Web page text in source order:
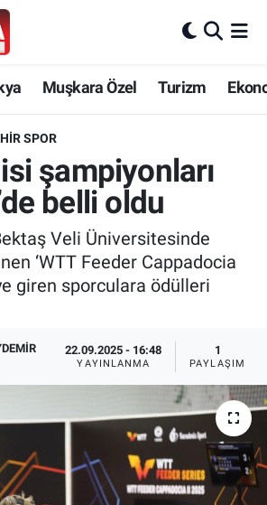
Muşkara Özel Turizm
SPOR
şampiyonları
belli oldu
Veli Üniversitesinde
‘WTT Feeder Cappadocia
giren sporculara ödülleri
22.09.2025 - 16:48
YAYINLANMA
1
PAYLAŞIM
Durumu
Yoğunluk Haritası
Durumu ve Fikstür